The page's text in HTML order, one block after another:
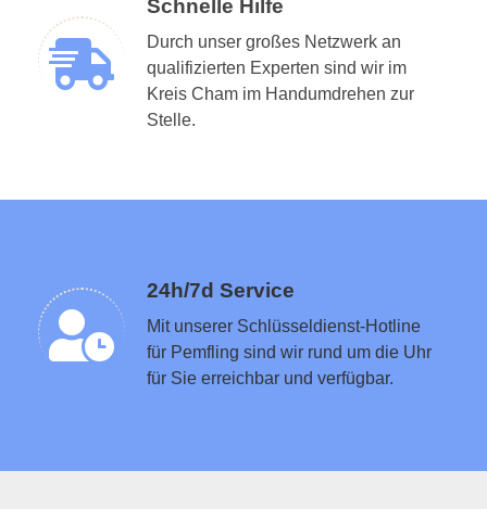
Schnelle Hilfe
Durch unser großes Netzwerk an
qualifizierten Experten sind wir im
Kreis Cham im Handumdrehen zur
Stelle.
24h/7d Service
Mit unserer Schlüsseldienst-Hotline
für Pemfling sind wir rund um die Uhr
für Sie erreichbar und verfügbar.
Schlüsseldienst in der Nähe vermitteln